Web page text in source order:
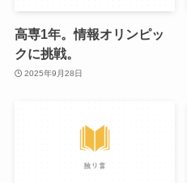
高専1年。情報オリンピッ
クに挑戦。
2025年9月28日